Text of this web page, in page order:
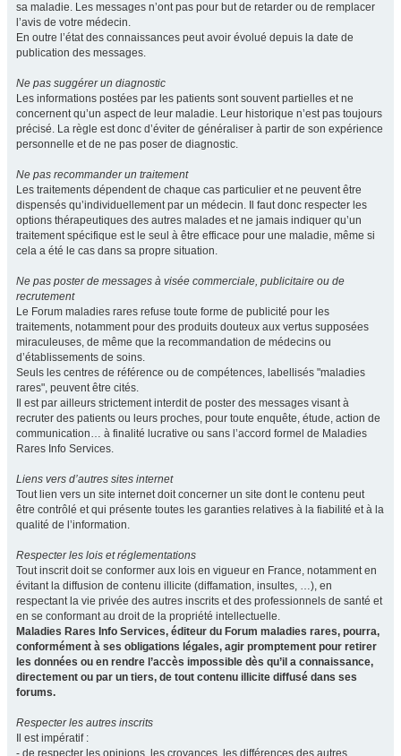
sa maladie. Les messages n’ont pas pour but de retarder ou de remplacer
l’avis de votre médecin.
En outre l’état des connaissances peut avoir évolué depuis la date de
publication des messages.
Ne pas suggérer un diagnostic
Les informations postées par les patients sont souvent partielles et ne
concernent qu’un aspect de leur maladie. Leur historique n’est pas toujours
précisé. La règle est donc d’éviter de généraliser à partir de son expérience
personnelle et de ne pas poser de diagnostic.
Ne pas recommander un traitement
Les traitements dépendent de chaque cas particulier et ne peuvent être
dispensés qu’individuellement par un médecin. Il faut donc respecter les
options thérapeutiques des autres malades et ne jamais indiquer qu’un
traitement spécifique est le seul à être efficace pour une maladie, même si
cela a été le cas dans sa propre situation.
Ne pas poster de messages à visée commerciale, publicitaire ou de
recrutement
Le Forum maladies rares refuse toute forme de publicité pour les
traitements, notamment pour des produits douteux aux vertus supposées
miraculeuses, de même que la recommandation de médecins ou
d’établissements de soins.
Seuls les centres de référence ou de compétences, labellisés "maladies
rares", peuvent être cités.
Il est par ailleurs strictement interdit de poster des messages visant à
recruter des patients ou leurs proches, pour toute enquête, étude, action de
communication… à finalité lucrative ou sans l’accord formel de Maladies
Rares Info Services.
Liens vers d’autres sites internet
Tout lien vers un site internet doit concerner un site dont le contenu peut
être contrôlé et qui présente toutes les garanties relatives à la fiabilité et à la
qualité de l’information.
Respecter les lois et réglementations
Tout inscrit doit se conformer aux lois en vigueur en France, notamment en
évitant la diffusion de contenu illicite (diffamation, insultes, …), en
respectant la vie privée des autres inscrits et des professionnels de santé et
en se conformant au droit de la propriété intellectuelle.
Maladies Rares Info Services, éditeur du Forum maladies rares, pourra,
conformément à ses obligations légales, agir promptement pour retirer
les données ou en rendre l’accès impossible dès qu’il a connaissance,
directement ou par un tiers, de tout contenu illicite diffusé dans ses
forums.
Respecter les autres inscrits
Il est impératif :
- de respecter les opinions, les croyances, les différences des autres